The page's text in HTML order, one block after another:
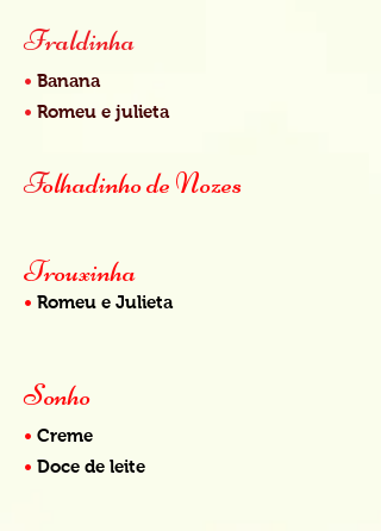
Fraldinha
• Banana
• Romeu e julieta
Folhadinho de Nozes
Trouxinha
• Romeu e Julieta
Sonho
• Creme
• Doce de leite